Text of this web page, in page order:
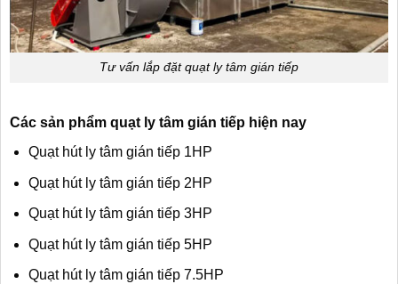
Tư vấn lắp đặt quạt ly tâm gián tiếp
Các sản phẩm quạt ly tâm gián tiếp hiện nay
Quạt hút ly tâm gián tiếp 1HP
Quạt hút ly tâm gián tiếp 2HP
Quạt hút ly tâm gián tiếp 3HP
Quạt hút ly tâm gián tiếp 5HP
Quạt hút ly tâm gián tiếp 7.5HP